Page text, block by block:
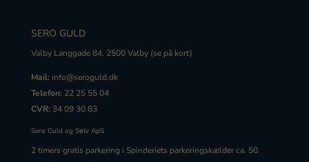
SERO GULD
Valby Langgade 84, 2500 Valby (se på kort)
Mail: info@seroguld.dk
Telefon: 22 25 55 04
CVR: 34 09 30 83
Sero Guld og Sølv ApS
2 timers gratis parkering i Spinderiets parkeringskælder ca. 50